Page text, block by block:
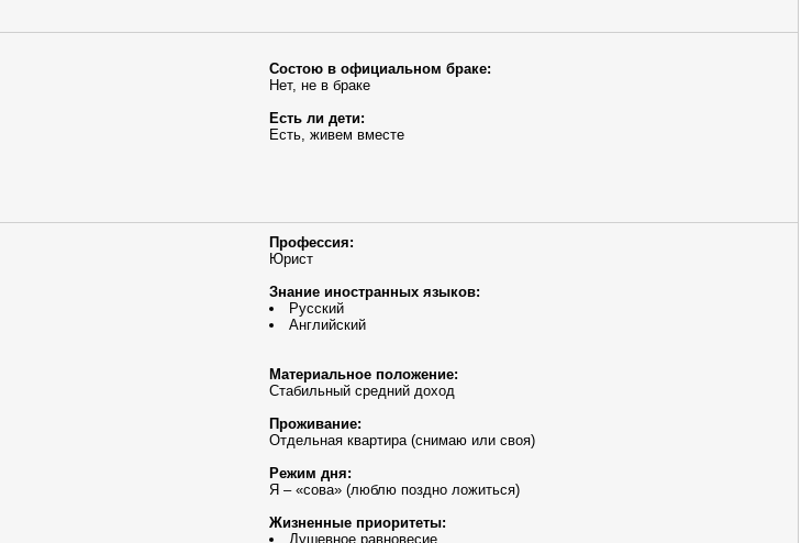
Состою в официальном браке:
Нет, не в браке
Есть ли дети:
Есть, живем вместе
Профессия:
Юрист
Знание иностранных языков:
Русский
Английский
Материальное положение:
Стабильный средний доход
Проживание:
Отдельная квартира (снимаю или своя)
Режим дня:
Я – «сова» (люблю поздно ложиться)
Жизненные приоритеты:
Душевное равновесие